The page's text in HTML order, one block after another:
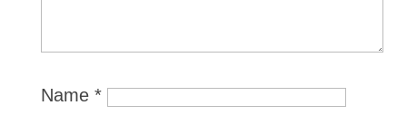
Name *